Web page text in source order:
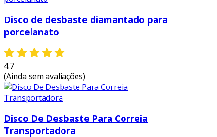
Disco de desbaste diamantado para
porcelanato
4.7
(Ainda sem avaliações)
Disco De Desbaste Para Correia
Transportadora